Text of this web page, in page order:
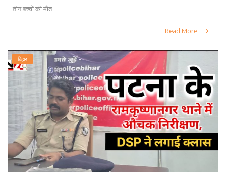
तीन बच्चों की मौत
Read More
बिहार